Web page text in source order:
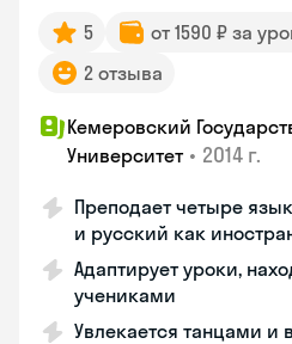
5 от 1590 ₽ за
2 отзыва
Кемеровский
Университет • 2014 г.
Преподает четыре
и русский как
Адаптирует уроки,
учениками
Увлекается танцами и